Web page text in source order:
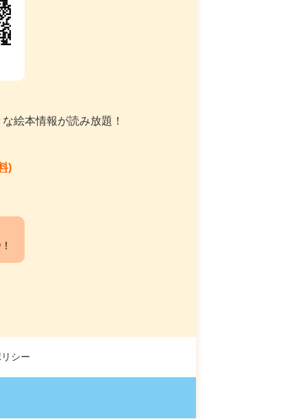
絵本情報が読み放題！
)
シー